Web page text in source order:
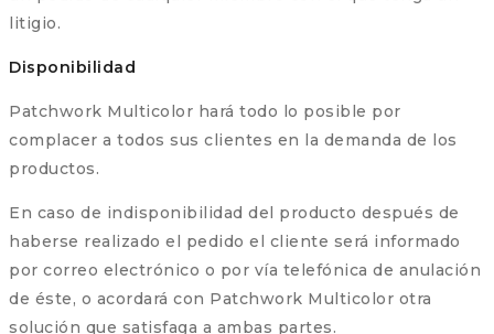
litigio.
Disponibilidad
Patchwork Multicolor hará todo lo posible por
complacer a todos sus clientes en la demanda de los
productos.
En caso de indisponibilidad del producto después de
haberse realizado el pedido el cliente será informado
por correo electrónico o por vía telefónica de anulación
de éste, o acordará con Patchwork Multicolor otra
solución que satisfaga a ambas partes.